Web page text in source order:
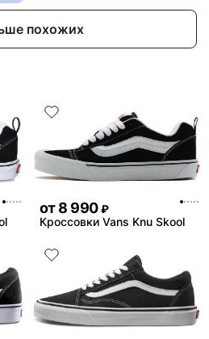
похожих
от8 990 ₽
Кроссовки Vans Knu Skool